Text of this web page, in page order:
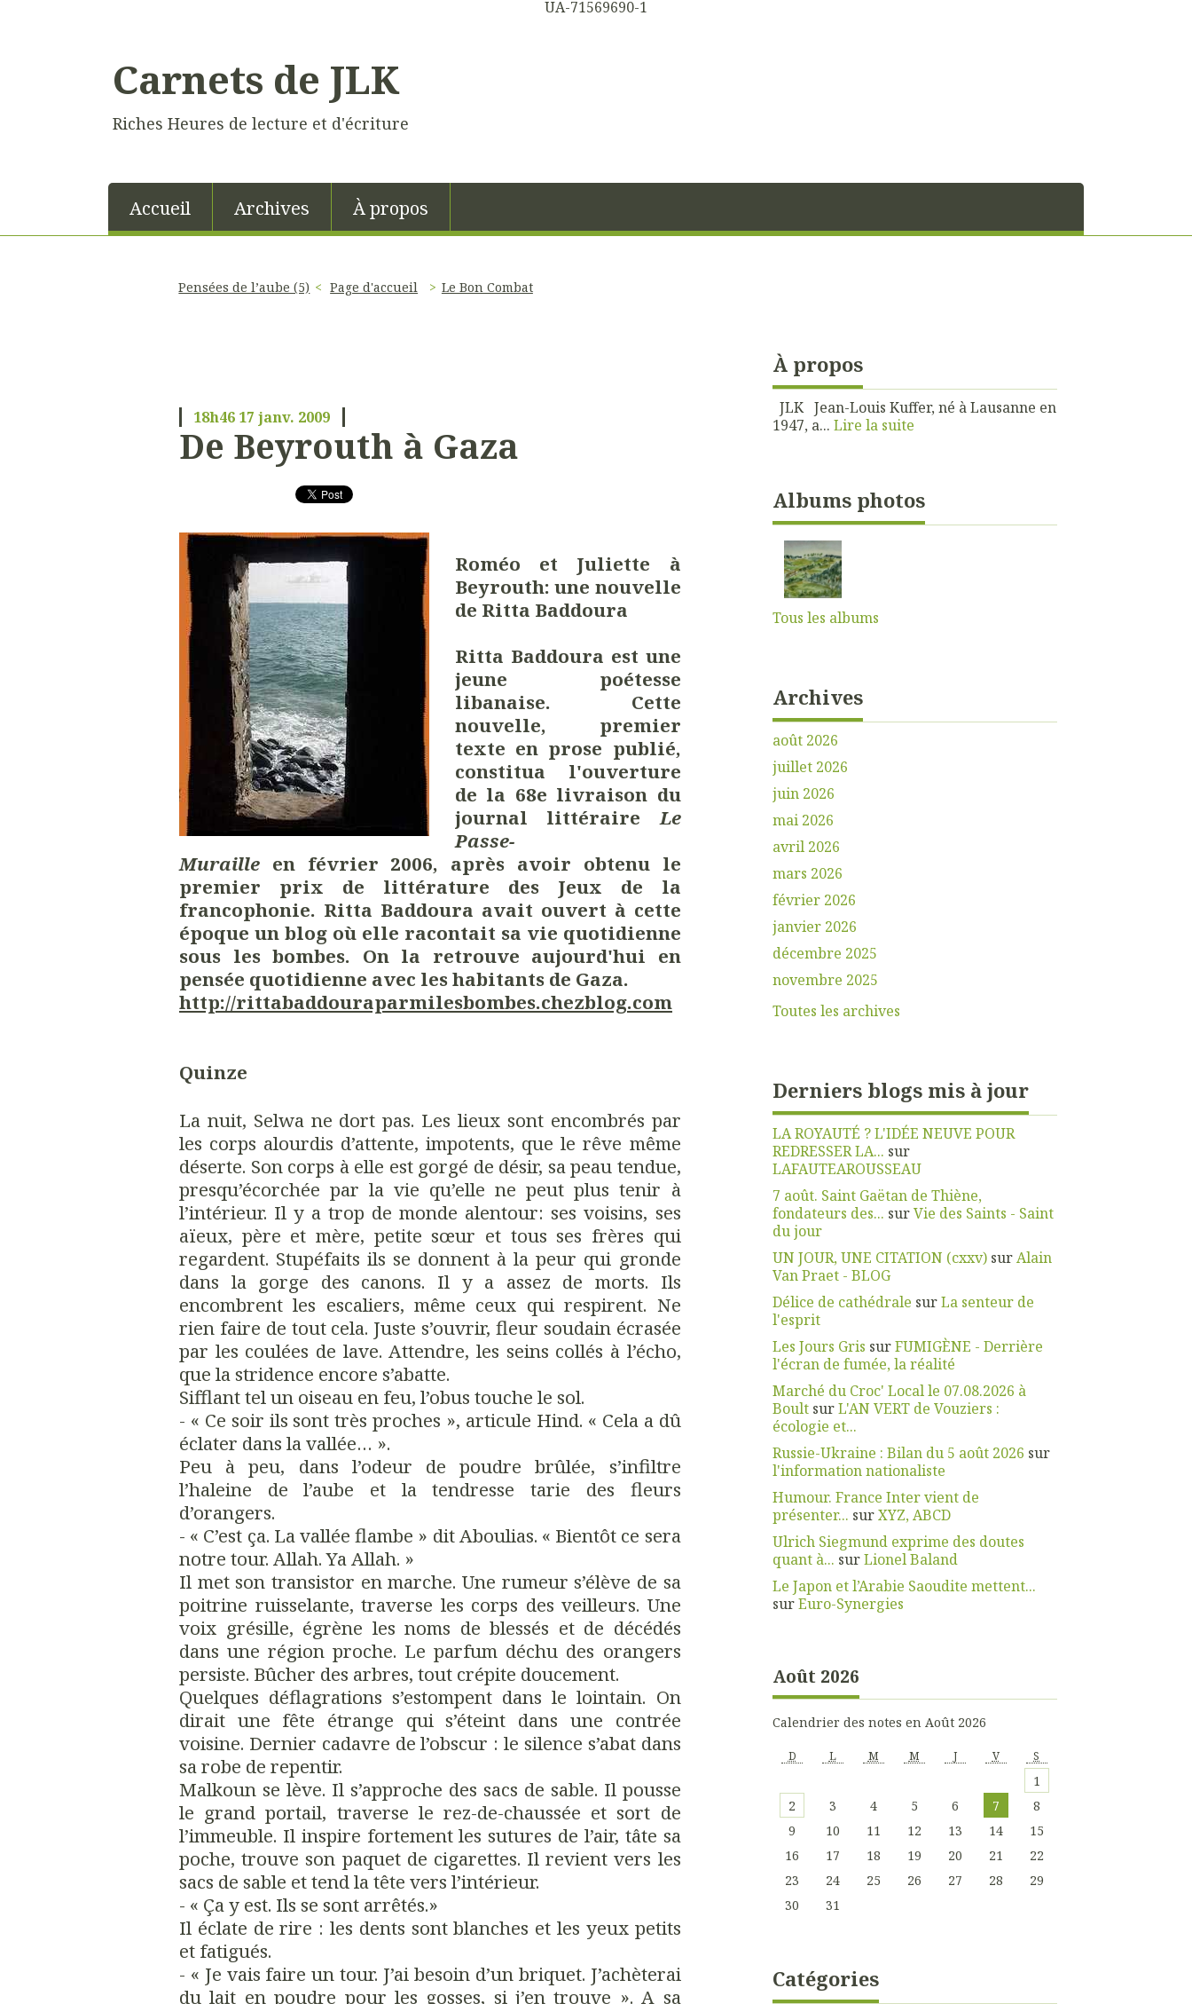
UA-71569690-1
Carnets de JLK
Riches Heures de lecture et d'écriture
Accueil Archives À propos
Pensées de l’aube (5) Page d'accueil Le Bon Combat
18h46 17 janv. 2009
De Beyrouth à Gaza
Roméo et Juliette à
Beyrouth: une nouvelle
de Ritta Baddoura
Ritta Baddoura est une
jeune poétesse
libanaise. Cette
nouvelle, premier
texte en prose publié,
constitua l'ouverture
de la 68e livraison du
journal littéraireLe
Passe-
Muraille enfévrier 2006, après avoir obtenu le
premier prix de littérature des Jeux de la
francophonie. Ritta Baddoura avait ouvert à cette
époque un blog où elle racontait sa vie quotidienne
sous les bombes. On la retrouve aujourd'hui en
pensée quotidienne avec les habitants de Gaza.
http://rittabaddouraparmilesbombes.chezblog.com
Quinze
La nuit, Selwa ne dort pas. Les lieux sont encombrés par
les corps alourdis d’attente, impotents, que le rêve même
déserte. Son corps à elle est gorgé de désir, sa peau tendue,
presqu’écorchée par la vie qu’elle ne peut plus tenir à
l’intérieur. Il y a trop de monde alentour: ses voisins, ses
aïeux, père et mère, petite sœur et tous ses frères qui
regardent. Stupéfaits ils se donnent à la peur qui gronde
dans la gorge des canons. Il y a assez de morts. Ils
encombrent les escaliers, même ceux qui respirent. Ne
rien faire de tout cela. Juste s’ouvrir, fleur soudain écrasée
par les coulées de lave. Attendre, les seins collés à l’écho,
que la stridence encore s’abatte.
Sifflant tel un oiseau en feu, l’obus touche le sol.
- « Ce soir ils sont très proches », articule Hind. « Cela a dû
éclater dans la vallée… ».
Peu à peu, dans l’odeur de poudre brûlée, s’infiltre
l’haleine de l’aube et la tendresse tarie des fleurs
d’orangers.
- « C’est ça. La vallée flambe » dit Aboulias. « Bientôt ce sera
notre tour. Allah. Ya Allah. »
Il met son transistor en marche. Une rumeur s’élève de sa
poitrine ruisselante, traverse les corps des veilleurs. Une
voix grésille, égrène les noms de blessés et de décédés
dans une région proche. Le parfum déchu des orangers
persiste. Bûcher des arbres, tout crépite doucement.
Quelques déflagrations s’estompent dans le lointain. On
dirait une fête étrange qui s’éteint dans une contrée
voisine. Dernier cadavre de l’obscur : le silence s’abat dans
sa robe de repentir.
Malkoun se lève. Il s’approche des sacs de sable. Il pousse
le grand portail, traverse le rez-de-chaussée et sort de
l’immeuble. Il inspire fortement les sutures de l’air, tâte sa
poche, trouve son paquet de cigarettes. Il revient vers les
sacs de sable et tend la tête vers l’intérieur.
- « ‎Ça y est. Ils se sont arrêtés.»
Il éclate de rire : les dents sont blanches et les yeux petits
et fatigués.
- « Je vais faire un tour. J’ai besoin d’un briquet. J’achèterai
du lait en poudre pour les gosses, si j’en trouve ». A sa
À propos
JLK Jean-Louis Kuffer, né à Lausanne en
1947, a... Lire la suite
Albums photos
Tous les albums
Archives
août 2026
juillet 2026
juin 2026
mai 2026
avril 2026
mars 2026
février 2026
janvier 2026
décembre 2025
novembre 2025
Toutes les archives
Derniers blogs mis à jour
LA ROYAUTÉ ? L'IDÉE NEUVE POUR
REDRESSER LA... sur
LAFAUTEAROUSSEAU
7 août. Saint Gaëtan de Thiène,
fondateurs des... surVie des Saints - Saint
du jour
UN JOUR, UNE CITATION (cxxv)surAlain
Van Praet - BLOG
Délice de cathédrale surLa senteur de
l'esprit
Les Jours Gris surFUMIGÈNE - Derrière
l'écran de fumée, la réalité
Marché du Croc' Local le 07.08.2026 à
BoultsurL'AN VERT de Vouziers :
écologie et...
Russie-Ukraine : Bilan du 5 août 2026 sur
l'information nationaliste
Humour. France Inter vient de
présenter... surXYZ, ABCD
Ulrich Siegmund exprime des doutes
quant à... surLionel Baland
Le Japon et l’Arabie Saoudite mettent...
surEuro-Synergies
Août 2026
Calendrier des notes en Août 2026
D L M M J V S
1
2
3 4 5 6 7
8
9
10 11 12 13 14
15
16
17 18 19 20 21
22
23
24 25 26 27 28
29
30
31
Catégories